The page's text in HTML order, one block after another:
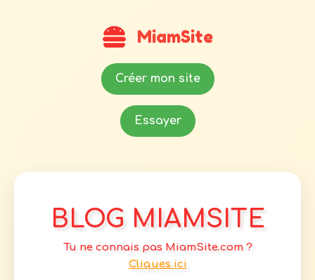
MiamSite
Créer mon site
Essayer
BLOG MIAMSITE
Tu ne connais pas MiamSite.com ?
Cliques ici